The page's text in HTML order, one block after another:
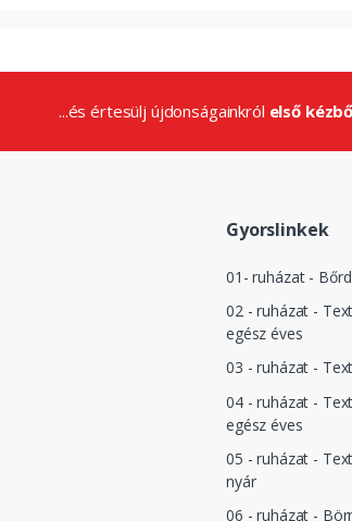
...és értesülj újdonságainkról első
Gyorslinkek
01- ruházat -
02 - ruházat -
egész éves
03 - ruházat -
04 - ruházat -
egész éves
05 - ruházat -
nyár
06 - ruházat -